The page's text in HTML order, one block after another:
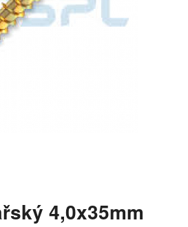
4,0x35mm